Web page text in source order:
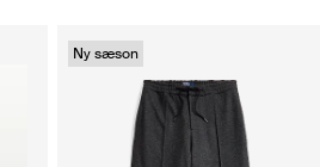
Ny sæson